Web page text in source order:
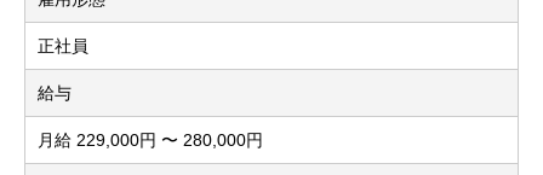
正社員
給与
月給 229,000円 〜 280,000円